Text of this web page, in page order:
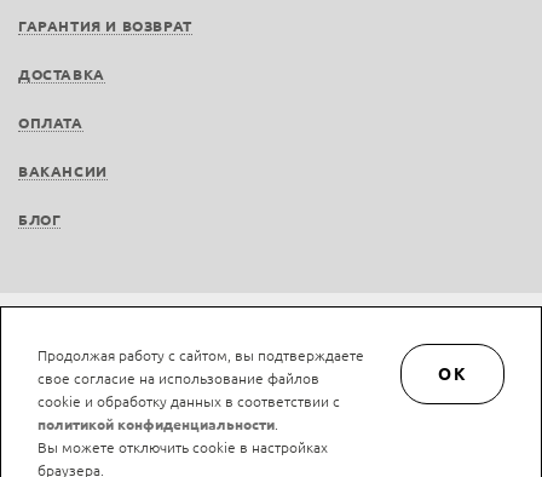
ГАРАНТИЯ И ВОЗВРАТ
ДОСТАВКА
ОПЛАТА
ВАКАНСИИ
БЛОГ
Не является публичной офертой © LAN-art.ru, 2013—2026. Все права защищены.
Политика конфиденциальности.
Положение об обработке и защите персональных
данных.
Продолжая работу с сайтом, вы подтверждаете
свое согласие на использование файлов
cookie и обработку данных в соответствии с
политикой конфиденциальности
Вы можете отключить cookie в настройках
браузера.
OK